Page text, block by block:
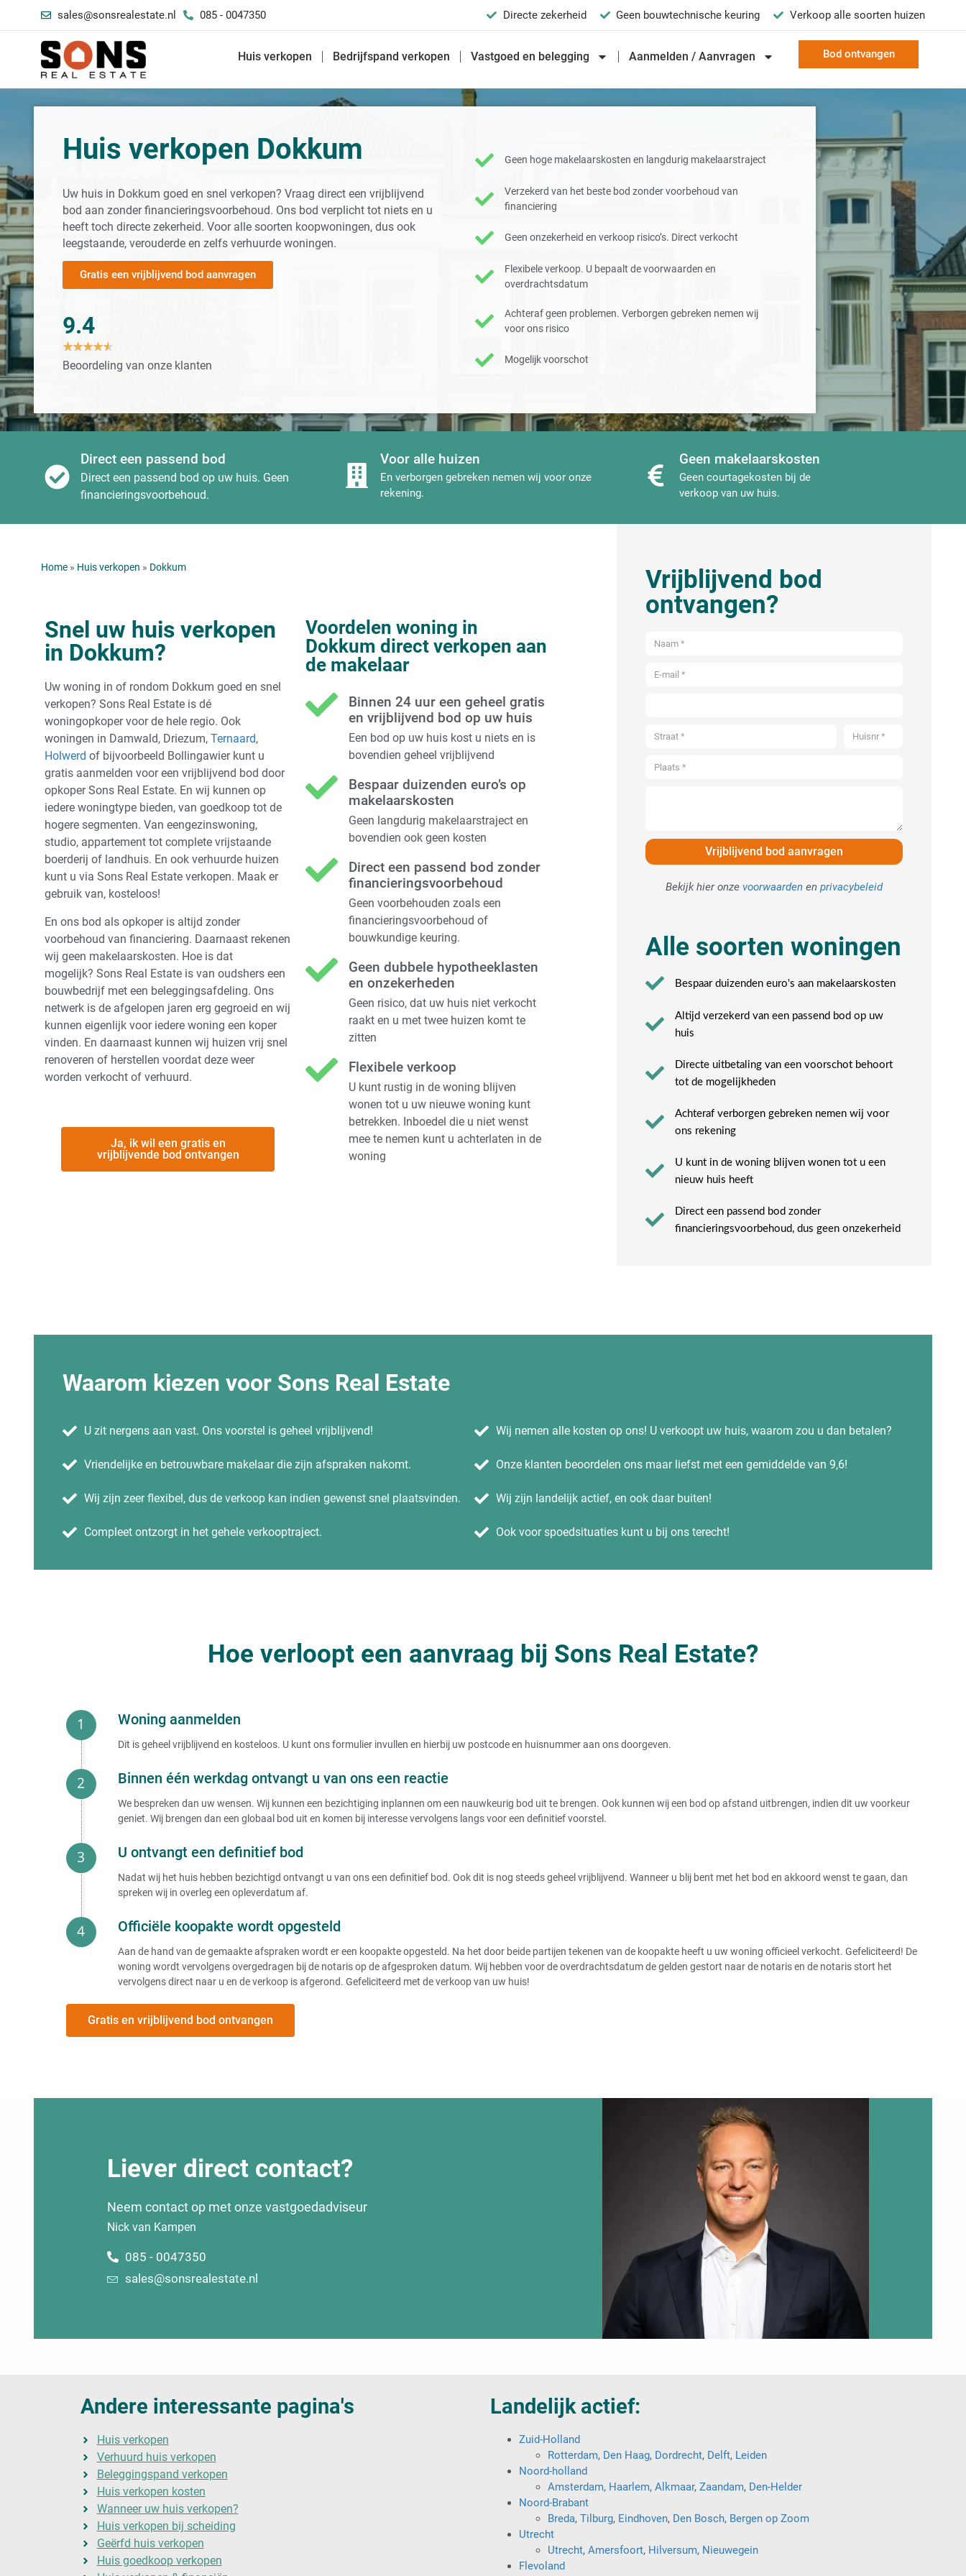
sales@sonsrealestate.nl 085 - 0047350 Directe zekerheid Geen bouwtechnische keuring Verkoop alle soorten huizen
Huis verkopen Bedrijfspand verkopen Vastgoed en belegging Aanmelden / Aanvragen Bod ontvangen
Huis verkopen Dokkum
Uw huis in Dokkum goed en snel verkopen? Vraag direct een vrijblijvend
bod aan zonder financieringsvoorbehoud. Ons bod verplicht tot niets en u
heeft toch directe zekerheid. Voor alle soorten koopwoningen, dus ook
leegstaande, verouderde en zelfs verhuurde woningen.
Gratis een vrijblijvend bod aanvragen
9.4
★★★★★
Beoordeling van onze klanten
Geen hoge makelaarskosten en langdurig makelaarstraject
Verzekerd van het beste bod zonder voorbehoud van
financiering
Geen onzekerheid en verkoop risico’s. Direct verkocht
Flexibele verkoop. U bepaalt de voorwaarden en
overdrachtsdatum
Achteraf geen problemen. Verborgen gebreken nemen wij
voor ons risico
Mogelijk voorschot
Direct een passend bod
Direct een passend bod op uw huis. Geen
financieringsvoorbehoud.
Voor alle huizen
En verborgen gebreken nemen wij voor onze
rekening.
Geen makelaarskosten
Geen courtagekosten bij de
verkoop van uw huis.
Home » Huis verkopen » Dokkum
Snel uw huis verkopen
in Dokkum?
Uw woning in of rondom Dokkum goed en snel
verkopen? Sons Real Estate is dé
woningopkoper voor de hele regio. Ook
woningen in Damwald, Driezum, Ternaard,
Holwerd of bijvoorbeeld Bollingawier kunt u
gratis aanmelden voor een vrijblijvend bod door
opkoper Sons Real Estate. En wij kunnen op
iedere woningtype bieden, van goedkoop tot de
hogere segmenten. Van eengezinswoning,
studio, appartement tot complete vrijstaande
boerderij of landhuis. En ook verhuurde huizen
kunt u via Sons Real Estate verkopen. Maak er
gebruik van, kosteloos!
En ons bod als opkoper is altijd zonder
voorbehoud van financiering. Daarnaast rekenen
wij geen makelaarskosten. Hoe is dat
mogelijk? Sons Real Estate is van oudshers een
bouwbedrijf met een beleggingsafdeling. Ons
netwerk is de afgelopen jaren erg gegroeid en wij
kunnen eigenlijk voor iedere woning een koper
vinden. En daarnaast kunnen wij huizen vrij snel
renoveren of herstellen voordat deze weer
worden verkocht of verhuurd.
Ja, ik wil een gratis en
vrijblijvende bod ontvangen
Voordelen woning in
Dokkum direct verkopen aan
de makelaar
Binnen 24 uur een geheel gratis
en vrijblijvend bod op uw huis
Een bod op uw huis kost u niets en is
bovendien geheel vrijblijvend
Bespaar duizenden euro’s op
makelaarskosten
Geen langdurig makelaarstraject en
bovendien ook geen kosten
Direct een passend bod zonder
financieringsvoorbehoud
Geen voorbehouden zoals een
financieringsvoorbehoud of
bouwkundige keuring.
Geen dubbele hypotheeklasten
en onzekerheden
Geen risico, dat uw huis niet verkocht
raakt en u met twee huizen komt te
zitten
Flexibele verkoop
U kunt rustig in de woning blijven
wonen tot u uw nieuwe woning kunt
betrekken. Inboedel die u niet wenst
mee te nemen kunt u achterlaten in de
woning
Vrijblijvend bod
ontvangen?
Vrijblijvend bod aanvragen
Bekijk hier onze voorwaarden enprivacybeleid
Alle soorten woningen
Bespaar duizenden euro's aan makelaarskosten
Altijd verzekerd van een passend bod op uw
huis
Directe uitbetaling van een voorschot behoort
tot de mogelijkheden
Achteraf verborgen gebreken nemen wij voor
ons rekening​
U kunt in de woning blijven wonen tot u een
nieuw huis heeft​
Direct een passend bod zonder
financieringsvoorbehoud, dus geen onzekerheid​
Waarom kiezen voor Sons Real Estate
U zit nergens aan vast. Ons voorstel is geheel vrijblijvend!
Vriendelijke en betrouwbare makelaar die zijn afspraken nakomt.
Wij zijn zeer flexibel, dus de verkoop kan indien gewenst snel plaatsvinden.
Compleet ontzorgt in het gehele verkooptraject.
Wij nemen alle kosten op ons! U verkoopt uw huis, waarom zou u dan betalen?
Onze klanten beoordelen ons maar liefst met een gemiddelde van 9,6!
Wij zijn landelijk actief, en ook daar buiten!
Ook voor spoedsituaties kunt u bij ons terecht!
Hoe verloopt een aanvraag bij Sons Real Estate?
Woning aanmelden
Dit is geheel vrijblijvend en kosteloos. U kunt ons formulier invullen en hierbij uw postcode en huisnummer aan ons doorgeven.
Binnen één werkdag ontvangt u van ons een reactie
We bespreken dan uw wensen. Wij kunnen een bezichtiging inplannen om een nauwkeurig bod uit te brengen. Ook kunnen wij een bod op afstand uitbrengen, indien dit uw voorkeur
geniet. Wij brengen dan een globaal bod uit en komen bij interesse vervolgens langs voor een definitief voorstel.
U ontvangt een definitief bod
Nadat wij het huis hebben bezichtigd ontvangt u van ons een definitief bod. Ook dit is nog steeds geheel vrijblijvend. Wanneer u blij bent met het bod en akkoord wenst te gaan, dan
spreken wij in overleg een opleverdatum af.
Officiële koopakte wordt opgesteld
Aan de hand van de gemaakte afspraken wordt er een koopakte opgesteld. Na het door beide partijen tekenen van de koopakte heeft u uw woning officieel verkocht. Gefeliciteerd! De
woning wordt vervolgens overgedragen bij de notaris op de afgesproken datum. Wij hebben voor de overdrachtsdatum de gelden gestort naar de notaris en de notaris stort het
vervolgens direct naar u en de verkoop is afgerond. Gefeliciteerd met de verkoop van uw huis!
Gratis en vrijblijvend bod ontvangen
Liever direct contact?
Neem contact op met onze vastgoedadviseur
Nick van Kampen
085 - 0047350
sales@sonsrealestate.nl
Andere interessante pagina's
Huis verkopen
Verhuurd huis verkopen
Beleggingspand verkopen
Huis verkopen kosten
Wanneer uw huis verkopen?
Huis verkopen bij scheiding
Geërfd huis verkopen
Huis goedkoop verkopen
Landelijk actief:
Zuid-Holland
Rotterdam, Den Haag, Dordrecht, Delft, Leiden
Noord-holland
Amsterdam, Haarlem, Alkmaar, Zaandam, Den-Helder
Noord-Brabant
Breda, Tilburg, Eindhoven, Den Bosch, Bergen op Zoom
Utrecht
Utrecht, Amersfoort, Hilversum, Nieuwegein
Flevoland